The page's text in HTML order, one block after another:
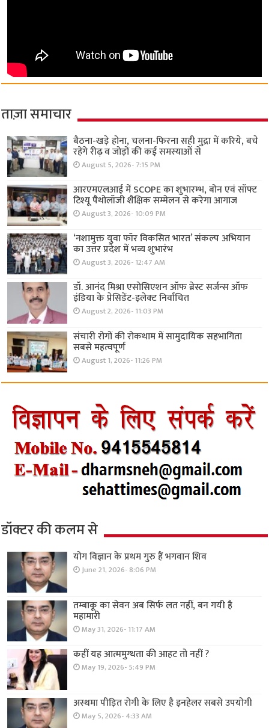
ताज़ा समाचार
बैठना-खड़े होना, चलना-फिरना सही मुद्रा में करिये, बचे
रहेंगे रीढ़ व जोड़ों की कई समस्याओं से
August 5, 2026- 7:15 PM
आरएमएलआई में SCOPE का शुभारम्भ, बोन एवं सॉफ्ट
टिश्यू पैथोलॉजी शैक्षिक सम्मेलन से करेगा आगाज
August 3, 2026- 10:09 PM
‘नशामुक्त युवा फॉर विकसित भारत’ संकल्प अभियान
का उत्तर प्रदेश में भव्य शुभारंभ
August 3, 2026- 12:47 AM
डॉ. आनंद मिश्रा एसोसिएशन ऑफ ब्रेस्ट सर्जन्स ऑफ
इंडिया के प्रेसिडेंट-इलेक्ट निर्वाचित
August 2, 2026- 11:03 PM
संचारी रोगों की रोकथाम में सामुदायिक सहभागिता
सबसे महत्वपूर्ण
August 1, 2026- 11:26 PM
डॉक्टर की कलम से
योग विज्ञान के प्रथम गुरु हैं भगवान शिव
June 21, 2026- 8:06 PM
तम्बाकू का सेवन अब सिर्फ लत नहीं, बन गयी है
महामारी
May 31, 2026- 11:17 AM
कहीं यह आत्ममुग्धता की आहट तो नहीं ?
May 19, 2026- 5:49 PM
अस्थमा पीड़ित रोगी के लिए है इनहेलर सबसे उपयोगी
May 5, 2026- 4:33 AM